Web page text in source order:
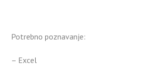
Potrebno poznavanje:
– Excel